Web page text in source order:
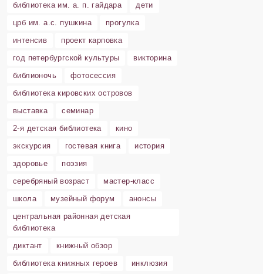
библиотека им. а. п. гайдара
дети
црб им. а.с. пушкина
прогулка
интенсив
проект карповка
год петербургской культуры
викторина
библионочь
фотосессия
библиотека кировских островов
выставка
семинар
2-я детская библиотека
кино
экскурсия
гостевая книга
история
здоровье
поэзия
серебряный возраст
мастер-класс
школа
музейный форум
анонсы
центральная районная детская
библиотека
диктант
книжный обзор
библиотека книжных героев
инклюзия